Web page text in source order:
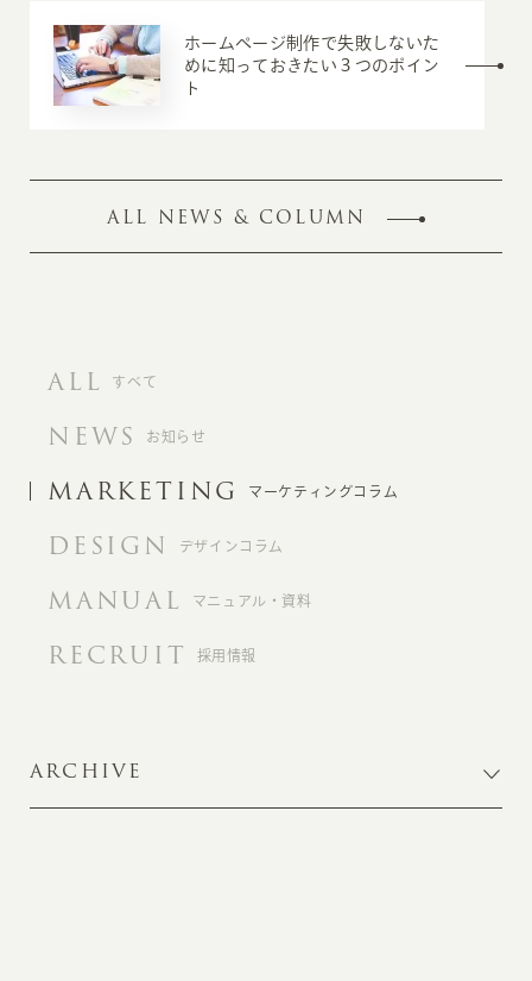
ホームページ制作で失敗しないた
めに知っておきたい３つのポイン
ト
ALL NEWS & COLUMN
ALL すべて
NEWS お知らせ
MARKETING マーケティングコラム
DESIGN デザインコラム
MANUAL マニュアル・資料
RECRUIT 採用情報
ARCHIVE